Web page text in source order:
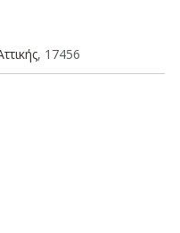
, 17456